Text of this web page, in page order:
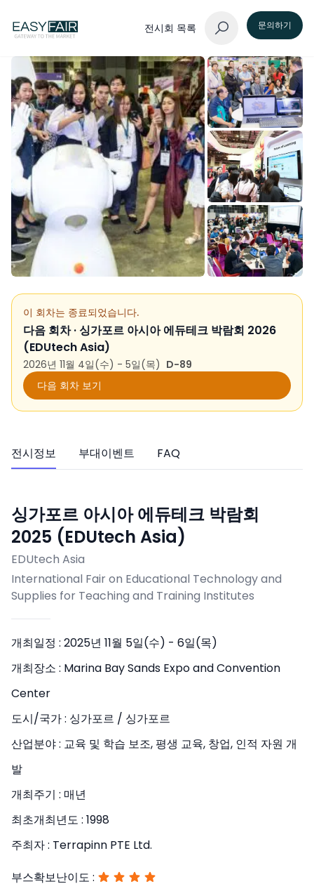
전시회 목록 문의하기
이 회차는 종료되었습니다.
다음 회차 ·싱가포르 아시아 에듀테크 박람회 2026
(EDUtech Asia)
2026년 11월 4일(수) - 5일(목) D-89
다음 회차 보기
전시정보 부대이벤트 FAQ
싱가포르 아시아 에듀테크 박람회
2025 (EDUtech Asia)
EDUtech Asia
International Fair on Educational Technology and
Supplies for Teaching and Training Institutes
개최일정 : 2025년 11월 5일(수) - 6일(목)
개최장소 : Marina Bay Sands Expo and Convention
Center
도시/국가 : 싱가포르 / 싱가포르
산업분야 : 교육 및 학습 보조, 평생 교육, 창업, 인적 자원 개
발
개최주기 : 매년
최초개최년도 : 1998
주최자 : Terrapinn PTE Ltd.
부스확보난이도 :